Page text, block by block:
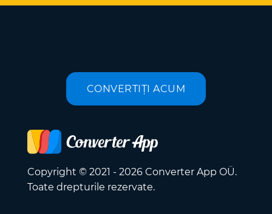
CONVERTIȚI ACUM
Copyright © 2021 - 2026 Converter App OÜ.
Toate drepturile rezervate.